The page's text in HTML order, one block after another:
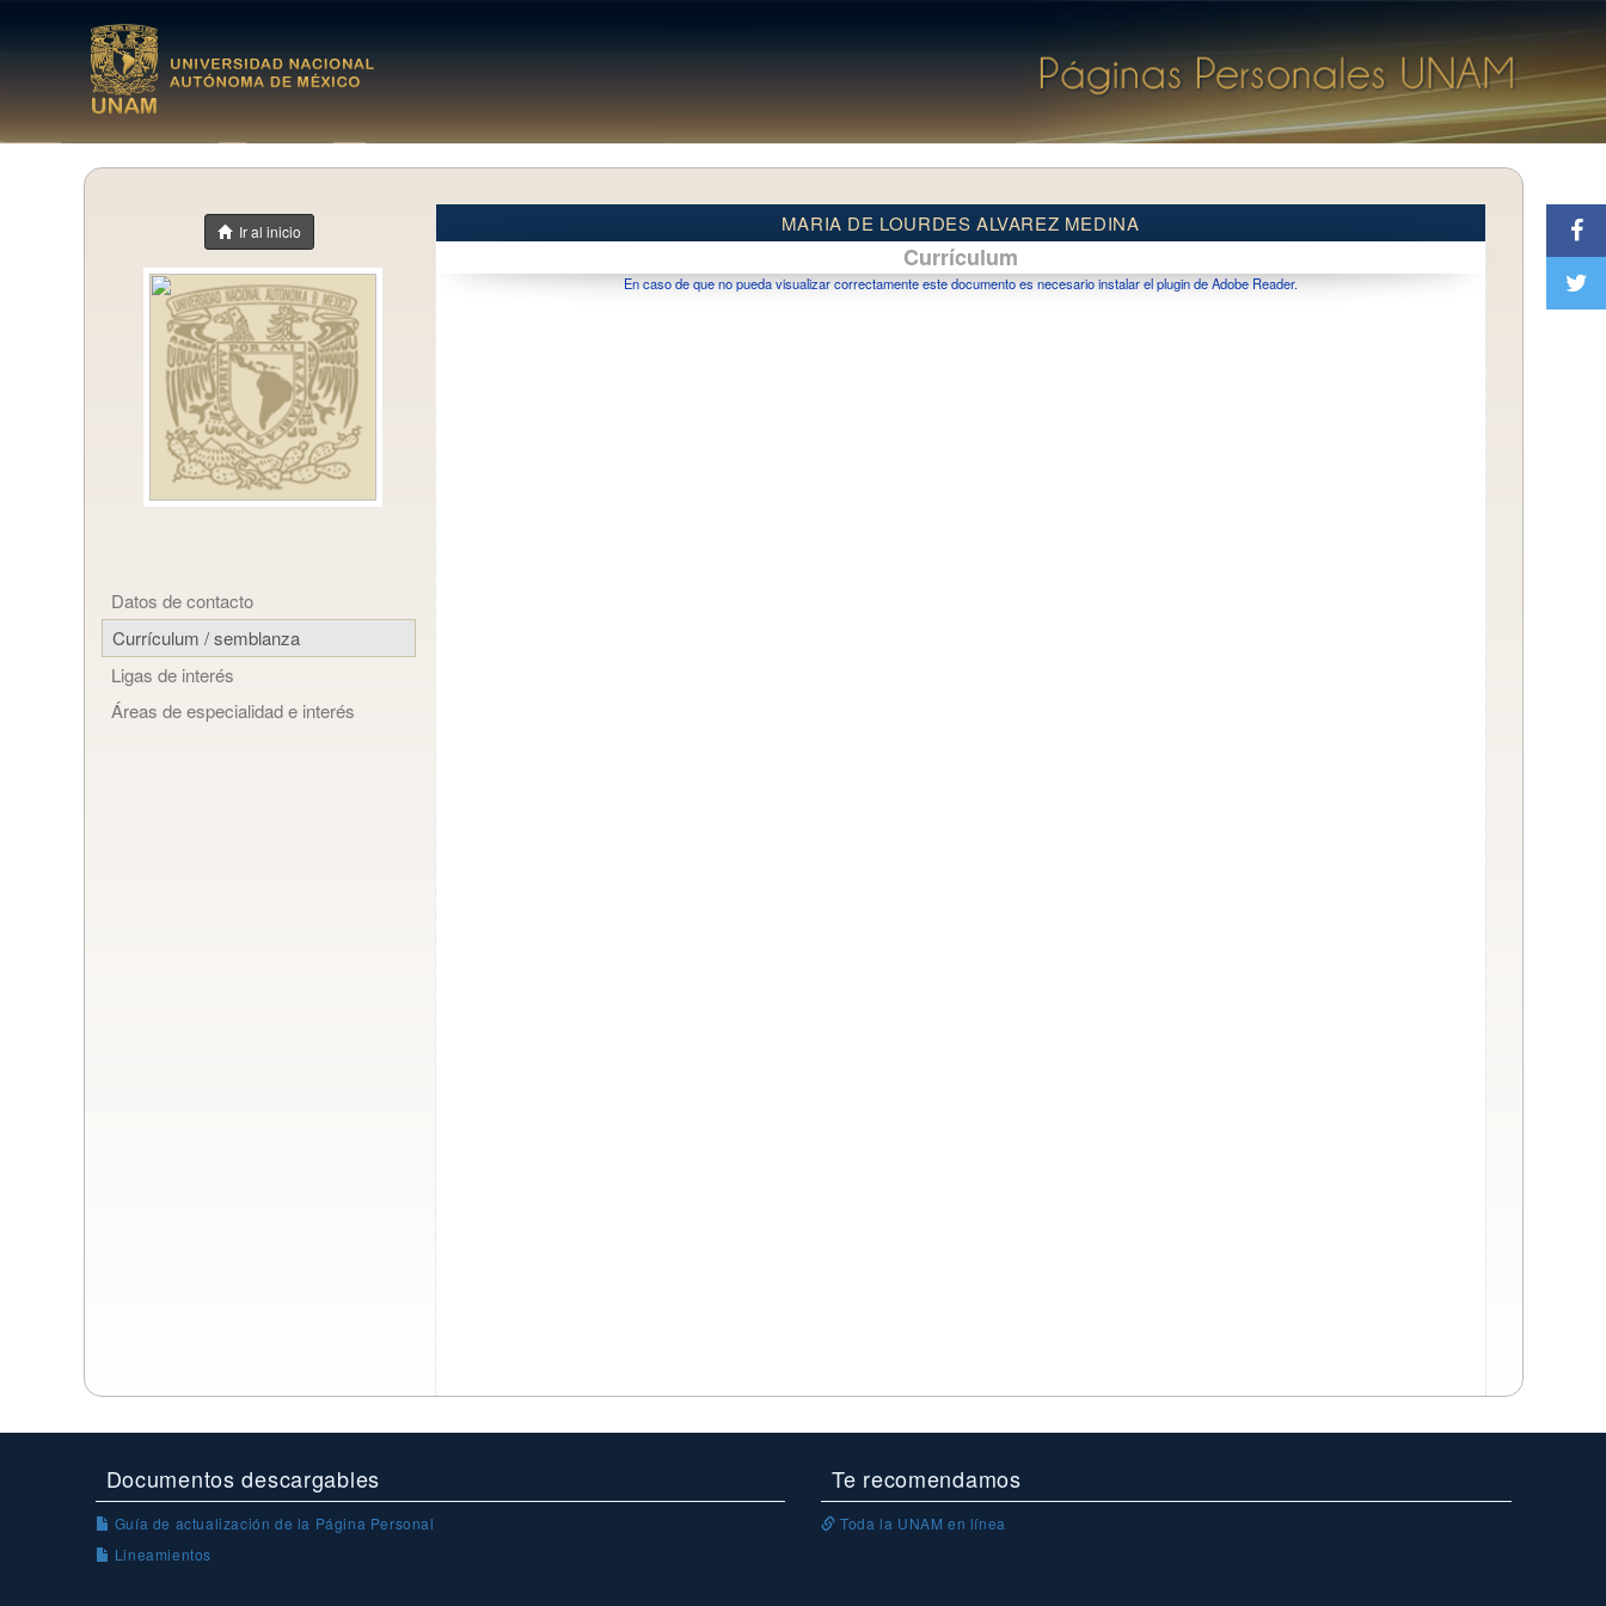
Ir al inicio
Datos de contacto
Currículum / semblanza
Ligas de interés
Áreas de especialidad e interés
MARIA DE LOURDES ALVAREZ MEDINA
Currículum
En caso de que no pueda visualizar correctamente este documento es necesario instalar el plugin de Adobe Reader.
Documentos descargables
Guía de actualización de la Página Personal
Lineamientos
Te recomendamos
Toda la UNAM en línea